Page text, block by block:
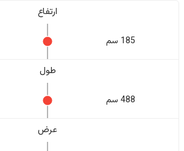
ارتفاع
185 سم
طول
488 سم
عرض